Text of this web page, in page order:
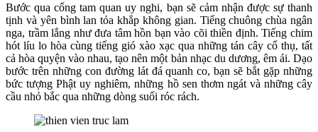
Bước qua cổng tam quan uy nghi, bạn sẽ cảm nhận được sự thanh
tịnh và yên bình lan tỏa khắp không gian. Tiếng chuông chùa ngân
nga, trầm lắng như đưa tâm hồn bạn vào cõi thiền định. Tiếng chim
hót líu lo hòa cùng tiếng gió xào xạc qua những tán cây cổ thụ, tất
cả hòa quyện vào nhau, tạo nên một bản nhạc du dương, êm ái. Dạo
bước trên những con đường lát đá quanh co, bạn sẽ bắt gặp những
bức tượng Phật uy nghiêm, những hồ sen thơm ngát và những cây
cầu nhỏ bắc qua những dòng suối róc rách.